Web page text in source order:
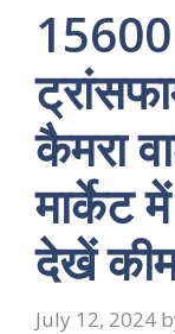
कैमरा
मार्केट
देखें
July 12, 2024